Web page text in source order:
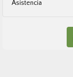
Asistencia